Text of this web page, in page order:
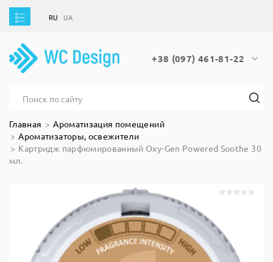
UA
+38 (097) 461-81-22
RU UA
Главная
Ароматизация помещений
Ароматизаторы, освежители
Картридж парфюмированный Oxy-Gen Powered Soothe 30
мл.